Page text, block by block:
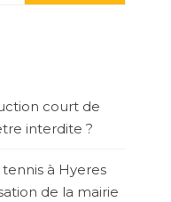
court de
interdite ?
à Hyeres
de la mairie